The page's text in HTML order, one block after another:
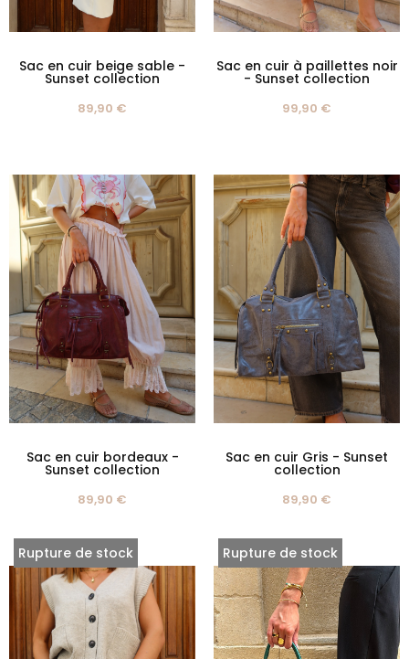
Sac en cuir beige sable -
Sunset collection
89,90 €
Sac en cuir à paillettes noir
- Sunset collection
99,90 €
Sac en cuir bordeaux -
Sunset collection
89,90 €
Sac en cuir Gris - Sunset
collection
89,90 €
Rupture de stock Rupture de stock